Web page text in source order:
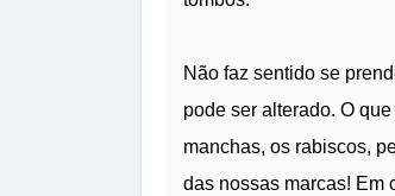
Não faz sentido se
pode ser alterado. O
manchas, os rabiscos,
das nossas marcas! Em